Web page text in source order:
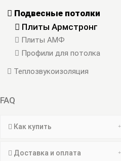
Подвесные потолки
Плиты Армстронг
Плиты АМФ
Профили для потолка
Теплозвукоизоляция
FAQ
Как купить
Доставка и оплата